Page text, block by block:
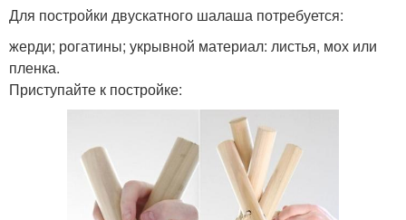
Для постройки двускатного шалаша потребуется:
жерди; рогатины; укрывной материал: листья, мох или
пленка.
Приступайте к постройке: